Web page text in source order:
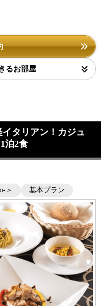
るお部屋
イタリアン！カジュ
泊2食
＞
基本プラン